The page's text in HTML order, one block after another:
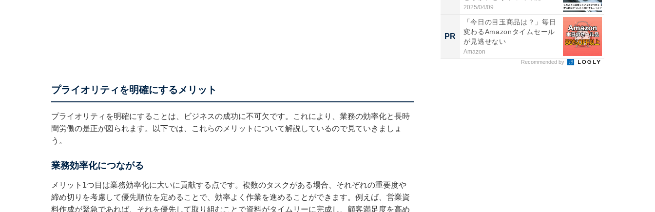
プライオリティを明確にするメリット
プライオリティを明確にすることは、ビジネスの成功に不可欠です。これにより、業務の効率化と長時
間労働の是正が図られます。以下では、これらのメリットについて解説しているので見ていきましょ
う。
業務効率化につながる
メリット1つ目は業務効率化に大いに貢献する点です。複数のタスクがある場合、それぞれの重要度や
締め切りを考慮して優先順位を定めることで、効率よく作業を進めることができます。例えば、営業資
料作成が緊急であれば、それを優先して取り組むことで資料がタイムリーに完成し、顧客満足度を高め
2025/04/09
PR
「今日の目玉商品は？」毎日
変わるAmazonタイムセール
が見逃せない
Amazon
Recommended by